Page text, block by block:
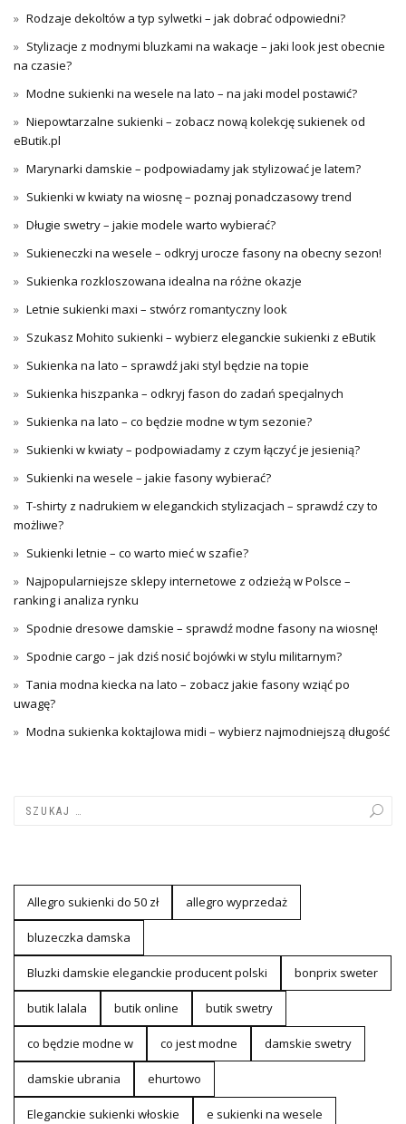
Rodzaje dekoltów a typ sylwetki – jak dobrać odpowiedni?
Stylizacje z modnymi bluzkami na wakacje – jaki look jest obecnie
na czasie?
Modne sukienki na wesele na lato – na jaki model postawić?
Niepowtarzalne sukienki – zobacz nową kolekcję sukienek od
eButik.pl
Marynarki damskie – podpowiadamy jak stylizować je latem?
Sukienki w kwiaty na wiosnę – poznaj ponadczasowy trend
Długie swetry – jakie modele warto wybierać?
Sukieneczki na wesele – odkryj urocze fasony na obecny sezon!
Sukienka rozkloszowana idealna na różne okazje
Letnie sukienki maxi – stwórz romantyczny look
Szukasz Mohito sukienki – wybierz eleganckie sukienki z eButik
Sukienka na lato – sprawdź jaki styl będzie na topie
Sukienka hiszpanka – odkryj fason do zadań specjalnych
Sukienka na lato – co będzie modne w tym sezonie?
Sukienki w kwiaty – podpowiadamy z czym łączyć je jesienią?
Sukienki na wesele – jakie fasony wybierać?
T-shirty z nadrukiem w eleganckich stylizacjach – sprawdź czy to
możliwe?
Sukienki letnie – co warto mieć w szafie?
Najpopularniejsze sklepy internetowe z odzieżą w Polsce –
ranking i analiza rynku
Spodnie dresowe damskie – sprawdź modne fasony na wiosnę!
Spodnie cargo – jak dziś nosić bojówki w stylu militarnym?
Tania modna kiecka na lato – zobacz jakie fasony wziąć po
uwagę?
Modna sukienka koktajlowa midi – wybierz najmodniejszą długość
Allegro sukienki do 50 zł allegro wyprzedaż
bluzeczka damska
Bluzki damskie eleganckie producent polski bonprix sweter
butik lalala butik online butik swetry
co będzie modne w co jest modne damskie swetry
damskie ubrania ehurtowo
Eleganckie sukienki włoskie e sukienki na wesele